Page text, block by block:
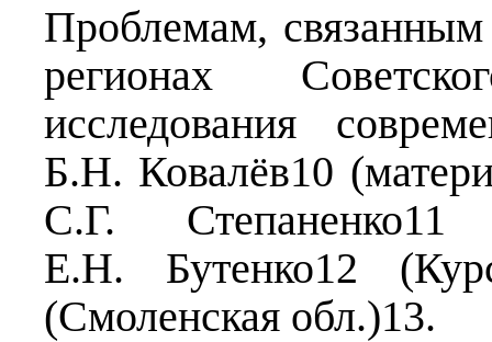
Проблемам,
регионах
исследования
Б.Н. Ковалёв10
C.Г. Степаненко11
Е.Н. Бутенко12
(Смоленская обл.)13.